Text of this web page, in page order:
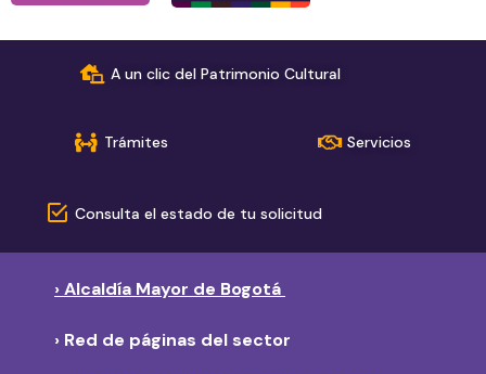
A un clic del Patrimonio Cultural
Trámites Servicios
Consulta el estado de tu solicitud
› Alcaldía Mayor de Bogotá
› Red de páginas del sector